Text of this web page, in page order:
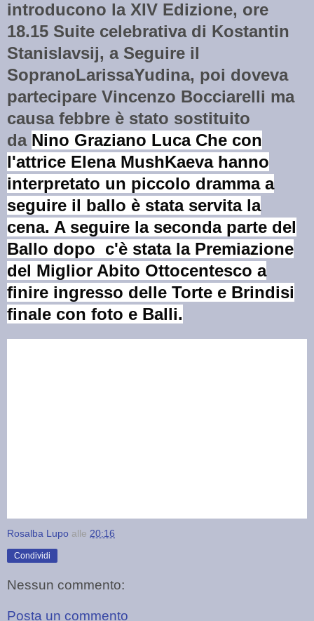
introducono la XIV Edizione, ore
18.15 Suite celebrativa di Kostantin
Stanislavsij, a Seguire il
SopranoLarissaYudina, poi doveva
partecipare Vincenzo Bocciarelli ma
causa febbre è stato sostituito
da Nino Graziano Luca Che con
l'attrice Elena MushKaeva hanno
interpretato un piccolo dramma a
seguire il ballo è stata servita la
cena. A seguire la seconda parte del
Ballo dopo c'è stata la Premiazione
del Miglior Abito Ottocentesco a
finire ingresso delle Torte e Brindisi
finale con foto e Balli.
Rosalba Lupo alle 20:16
Condividi
Nessun commento:
Posta un commento